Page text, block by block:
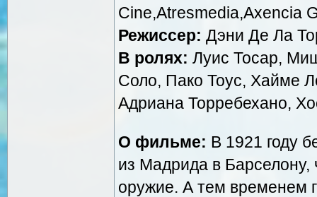
Cine,Atresmedia,Axencia
Режиссер: Дэни Де Ла
В ролях: Луис Тосар,
Соло, Пако Тоус, Хайме
Адриана Торребехано,
О фильме: В 1921 году
из Мадрида в Барселону,
оружие. А тем временем